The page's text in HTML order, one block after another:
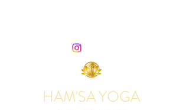
HAM'SA YOGA